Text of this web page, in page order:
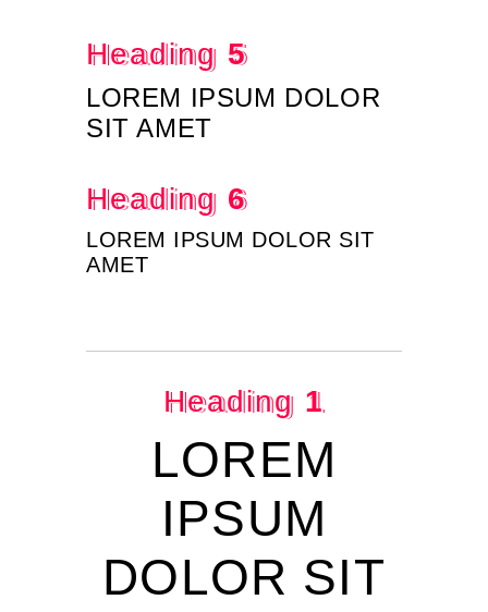
Heading 5
LOREM IPSUM DOLOR
SIT AMET
Heading 6
LOREM IPSUM DOLOR SIT
AMET
Heading 1
LOREM
IPSUM
DOLOR SIT